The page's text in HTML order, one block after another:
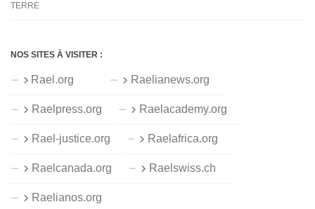
TERRE
NOS SITES À VISITER :
Rael.org Raelianews.org
Raelpress.org Raelacademy.org
Rael-justice.org Raelafrica.org
Raelcanada.org Raelswiss.ch
Raelianos.org